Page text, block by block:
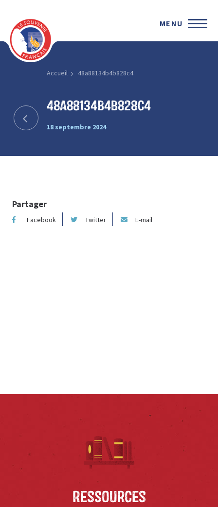
MENU
Accueil 48a88134b4b828c4
48a88134b4b828c4
18 septembre 2024
Partager
Facebook Twitter E-mail
Ressources